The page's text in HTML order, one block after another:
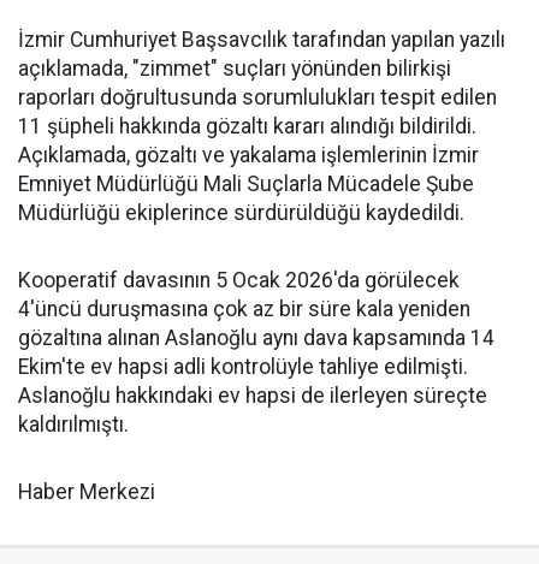
İzmir Cumhuriyet Başsavcılık tarafından yapılan yazılı
açıklamada, "zimmet" suçları yönünden bilirkişi
raporları doğrultusunda sorumlulukları tespit edilen
11 şüpheli hakkında gözaltı kararı alındığı bildirildi.
Açıklamada, gözaltı ve yakalama işlemlerinin İzmir
Emniyet Müdürlüğü Mali Suçlarla Mücadele Şube
Müdürlüğü ekiplerince sürdürüldüğü kaydedildi.
Kooperatif davasının 5 Ocak 2026'da görülecek
4'üncü duruşmasına çok az bir süre kala yeniden
gözaltına alınan Aslanoğlu aynı dava kapsamında 14
Ekim'te ev hapsi adli kontrolüyle tahliye edilmişti.
Aslanoğlu hakkındaki ev hapsi de ilerleyen süreçte
kaldırılmıştı.
Haber Merkezi